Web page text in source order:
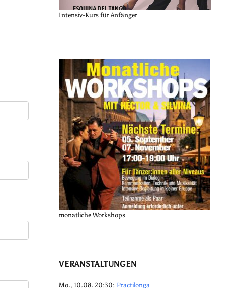
Intensiv-Kurs für Anfänger
monatliche Workshops
VERANSTALTUNGEN
Mo., 10.08. 20:30: Practilonga